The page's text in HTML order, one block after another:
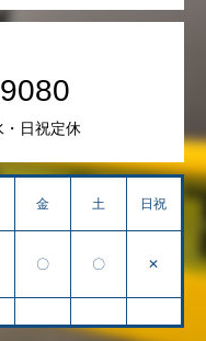
日祝定休
金 土 日祝
〇 〇 ✕